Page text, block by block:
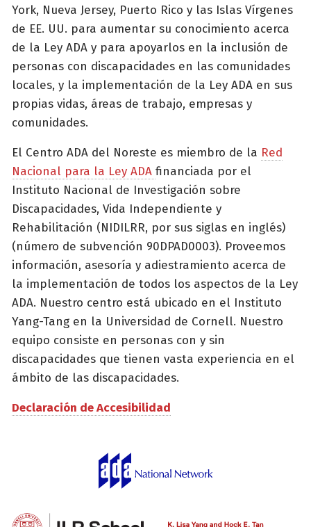
York, Nueva Jersey, Puerto Rico y las Islas Vírgenes
de EE. UU. para aumentar su conocimiento acerca
de la Ley ADA y para apoyarlos en la inclusión de
personas con discapacidades en las comunidades
locales, y la implementación de la Ley ADA en sus
propias vidas, áreas de trabajo, empresas y
comunidades.
El Centro ADA del Noreste es miembro de la Red
Nacional para la Ley ADA financiada por el
Instituto Nacional de Investigación sobre
Discapacidades, Vida Independiente y
Rehabilitación (NIDILRR, por sus siglas en inglés)
(número de subvención 90DPAD0003). Proveemos
información, asesoría y adiestramiento acerca de
la implementación de todos los aspectos de la Ley
ADA. Nuestro centro está ubicado en el Instituto
Yang-Tang en la Universidad de Cornell. Nuestro
equipo consiste en personas con y sin
discapacidades que tienen vasta experiencia en el
ámbito de las discapacidades.
Declaración de Accesibilidad